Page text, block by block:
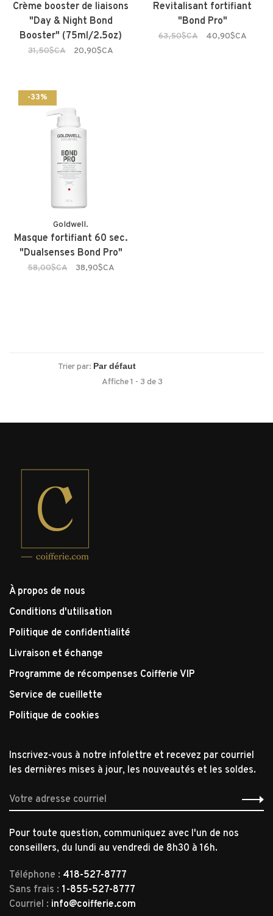
Crème booster de liaisons
"Day & Night Bond
Booster" (75ml/2.5oz)
31,50$CA 20,90$CA
Revitalisant fortifiant
"Bond Pro"
63,50$CA 40,90$CA
-33%
Goldwell.
Masque fortifiant 60 sec.
"Dualsenses Bond Pro"
58,00$CA 38,90$CA
Trier par:
Affiche 1 - 3 de 3
À propos de nous
Conditions d'utilisation
Politique de confidentialité
Livraison et échange
Programme de récompenses Coifferie VIP
Service de cueillette
Politique de cookies
Inscrivez-vous à notre infolettre et recevez par courriel
les dernières mises à jour, les nouveautés et les soldes.
Pour toute question, communiquez avec l'un de nos
conseillers, du lundi au vendredi de 8h30 à 16h.
Téléphone : 418-527-8777
Sans frais : 1-855-527-8777
Courriel : info@coifferie.com